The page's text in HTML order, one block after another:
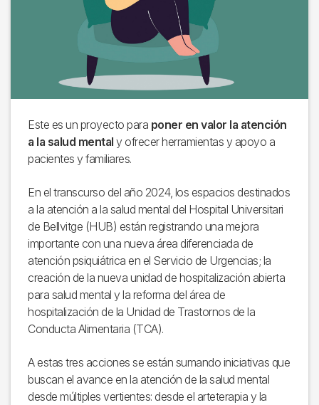
Este es un proyecto para poner en valor la atención
a la salud mental y ofrecer herramientas y apoyo a
pacientes y familiares.
En el transcurso del año 2024, los espacios destinados
a la atención a la salud mental del Hospital Universitari
de Bellvitge (HUB) están registrando una mejora
importante con una nueva área diferenciada de
atención psiquiátrica en el Servicio de Urgencias; la
creación de la nueva unidad de hospitalización abierta
para salud mental y la reforma del área de
hospitalización de la Unidad de Trastornos de la
Conducta Alimentaria (TCA).
A estas tres acciones se están sumando iniciativas que
buscan el avance en la atención de la salud mental
desde múltiples vertientes: desde el arteterapia y la